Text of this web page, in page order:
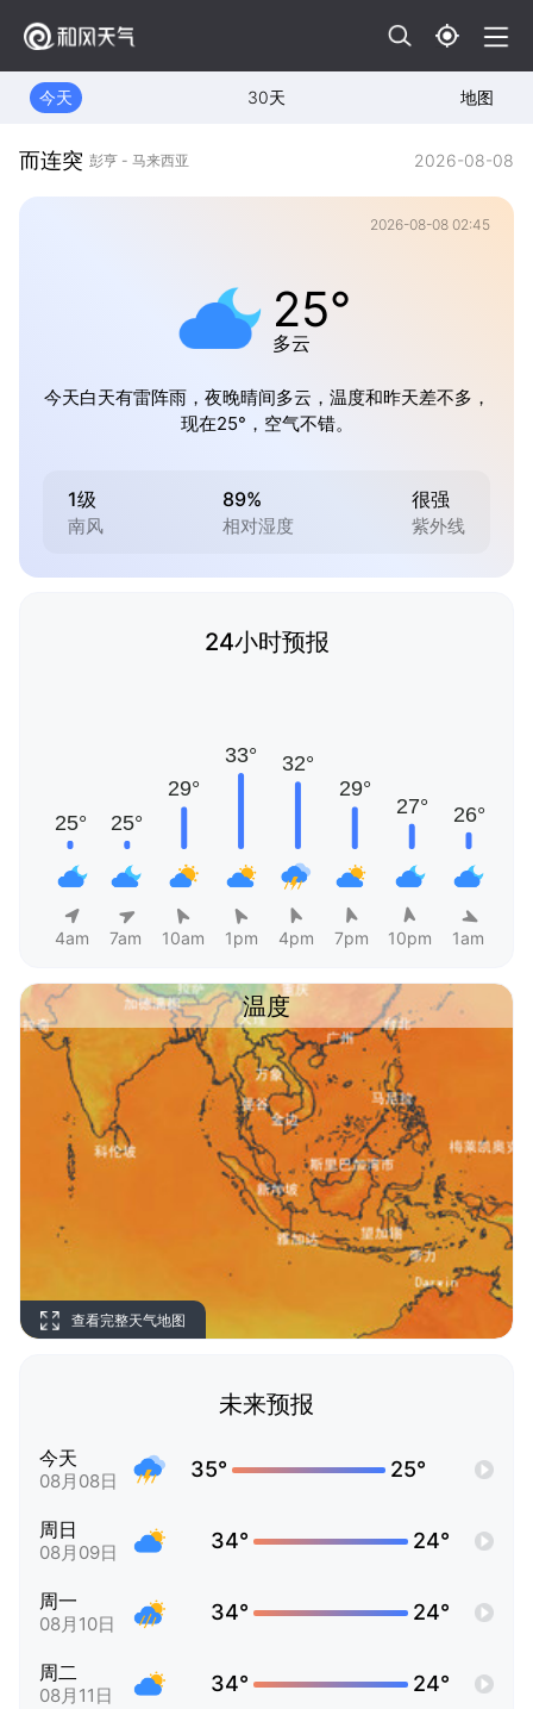
今天 30天 地图
而连突 彭亨 - 马来西亚 2026-08-08
2026-08-08 02:45
25°
多云
今天白天有雷阵雨，夜晚晴间多云，温度和昨天差不多，
现在25°，空气不错。
1级
南风
89%
相对湿度
很强
紫外线
24小时预报
4am 7am 10am 1pm 4pm 7pm 10pm 1am
温度
查看完整天气地图
未来预报
今天
08月08日 35° 25°
周日
08月09日 34° 24°
周一
08月10日 34° 24°
周二
08月11日 34° 24°